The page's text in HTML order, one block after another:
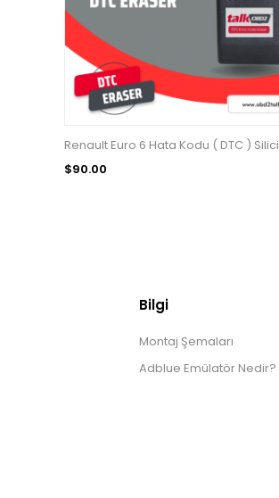
Renault Euro 6 Hata Kodu ( DTC ) Silici
$90.00
Bilgi
Montaj Şemaları
Adblue Emülatör Nedir?